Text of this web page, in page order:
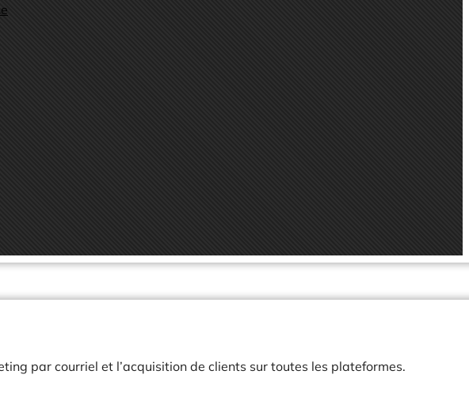
par courriel et l’acquisition de clients sur toutes les plateformes.